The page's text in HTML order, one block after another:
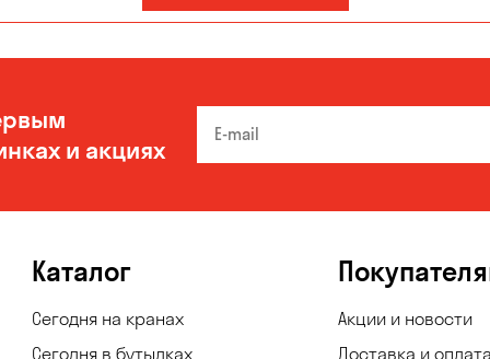
и акциях
Каталог
Сегодня на кранах
Сегодня в бутылках
Акции и новости
Доставка и